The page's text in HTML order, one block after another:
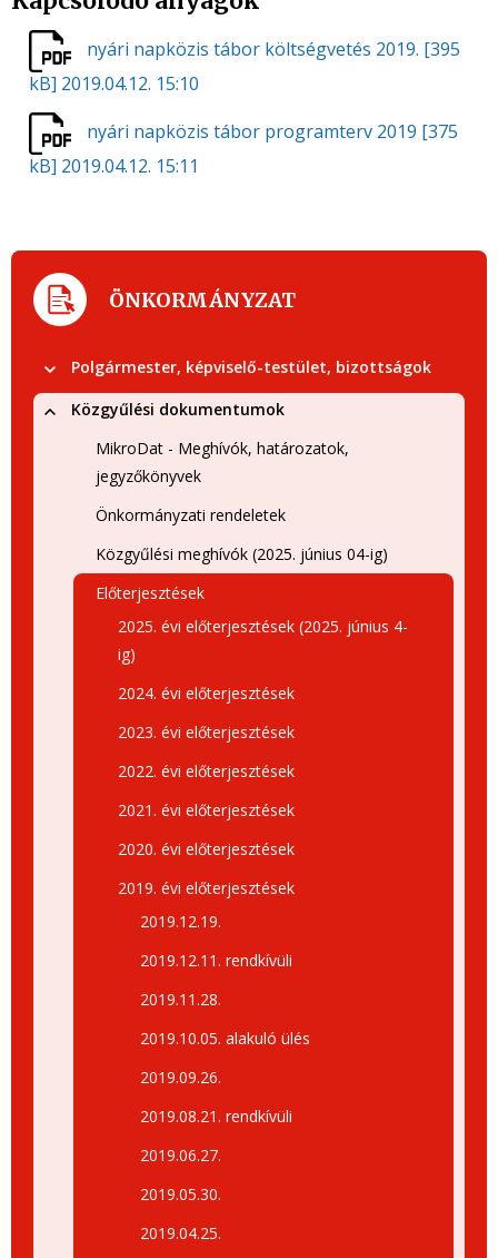
nyári napközis tábor költségvetés 2019. [395
kB] 2019.04.12. 15:10
nyári napközis tábor programterv 2019 [375
kB] 2019.04.12. 15:11
ÖNKORMÁNYZAT
Polgármester, képviselő-testület, bizottságok
Közgyűlési dokumentumok
MikroDat - Meghívók, határozatok,
jegyzőkönyvek
Önkormányzati rendeletek
Közgyűlési meghívók (2025. június 04-ig)
Előterjesztések
2025. évi előterjesztések (2025. június 4-
ig)
2024. évi előterjesztések
2023. évi előterjesztések
2022. évi előterjesztések
2021. évi előterjesztések
2020. évi előterjesztések
2019. évi előterjesztések
2019.12.19.
2019.12.11. rendkívüli
2019.11.28.
2019.10.05. alakuló ülés
2019.09.26.
2019.08.21. rendkívüli
2019.06.27.
2019.05.30.
2019.04.25.